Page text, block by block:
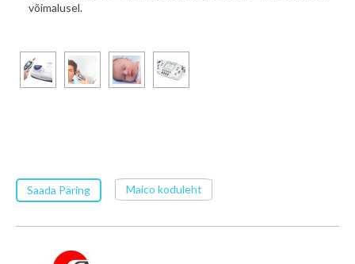
võimalusel.
Saada Päring Maico koduleht